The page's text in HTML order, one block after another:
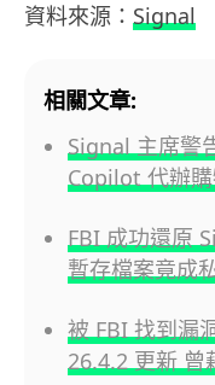
資料來源： Signal
相關文章:
Signal 主席
Copilot 代辦
FBI 成功還原
暫存檔案竟成
被 FBI 找到漏
26.4.2 更新 曾